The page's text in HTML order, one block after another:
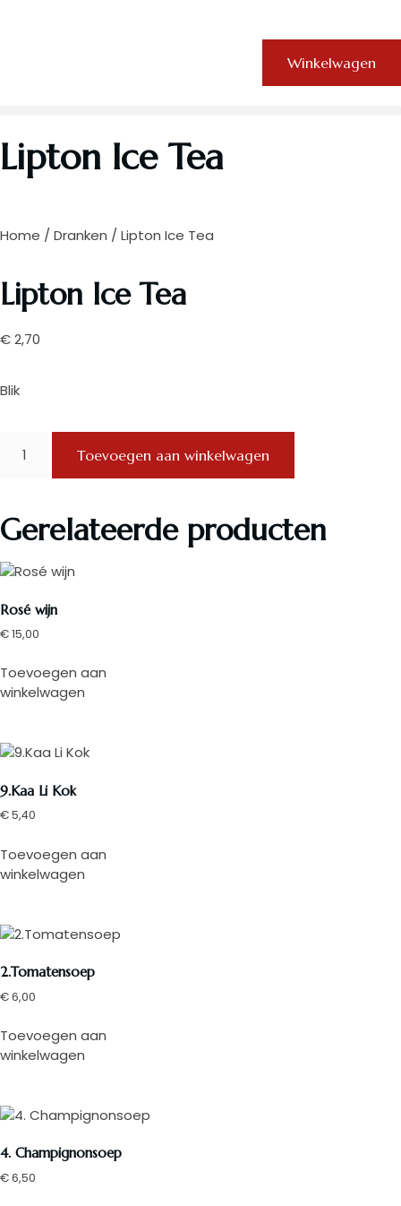
Winkelwagen
Lipton Ice Tea
Home / Dranken / Lipton Ice Tea
Lipton Ice Tea
€2,70
Blik
Toevoegen aan winkelwagen
Gerelateerde producten
Rosé wijn
€15,00
Toevoegen aan
winkelwagen
9.Kaa Li Kok
€5,40
Toevoegen aan
winkelwagen
2.Tomatensoep
€6,00
Toevoegen aan
winkelwagen
4. Champignonsoep
€6,50